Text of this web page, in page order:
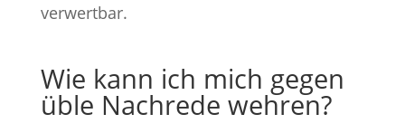
verwertbar.
Wie kann ich mich gegen
üble Nachrede wehren?